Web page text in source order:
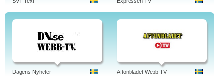
Dagens Nyheter Aftonbladet Webb TV